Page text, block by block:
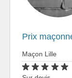
Prix
Maçon Lille